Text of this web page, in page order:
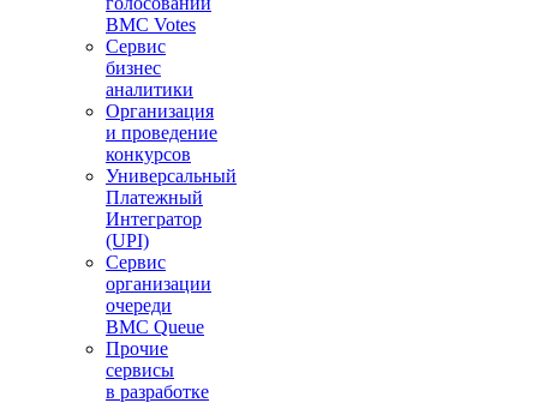
BMC Votes
Сервис
бизнес
аналитики
Организация
и проведение
конкурсов
Универсальный
Платежный
Интегратор
(UPI)
Сервис
организации
очереди
BMC Queue
Прочие
сервисы
в разработке